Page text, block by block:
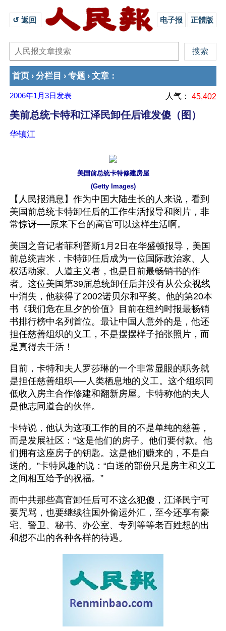
↺ 返回 电子报 正體版
首页 › 分栏目 › 专题 › 文章 ：
2006年1月3日 发表 人气： 45,402
美前总统卡特和江泽民卸任后谁发傻（图）
华镇江
美国前总统卡特修建房屋
(Getty Images)
【人民报消息】作为中国大陆生长的人来说，看到
美国前总统卡特卸任后的工作生活报导和图片，非
常惊讶──原来下台的高官可以这样生活啊。
美国之音记者菲利普斯1月2日在华盛顿报导，美国
前总统吉米．卡特卸任后成为一位国际政治家、人
权活动家、人道主义者，也是目前最畅销书的作
者。这位美国第39届总统卸任后并没有从公众视线
中消失，他获得了2002诺贝尔和平奖。他的第20本
书《我们危在旦夕的价值》目前在纽约时报最畅销
书排行榜中名列首位。最让中国人意外的是，他还
担任慈善组织的义工，不是摆摆样子拍张照片，而
是真得去干活！
目前，卡特和夫人罗莎琳的一个非常显眼的职务就
是担任慈善组织──人类栖息地的义工。这个组织同
低收入房主合作修建和翻新房屋。卡特称他的夫人
是他志同道合的伙伴。
卡特说，他认为这项工作的目的不是单纯的慈善，
而是发展社区：“这是他们的房子。他们要付款。他
们拥有这座房子的钥匙。这是他们赚来的，不是白
送的。”卡特风趣的说：“白送的部份只是房主和义工
之间相互给予的祝福。”
而中共那些高官卸任后可不这么犯傻，江泽民宁可
要咒骂，也要继续往国外偷运外汇，至今还享有豪
宅、警卫、秘书、办公室、专列等等老百姓想的出
和想不出的各种各样的待遇。